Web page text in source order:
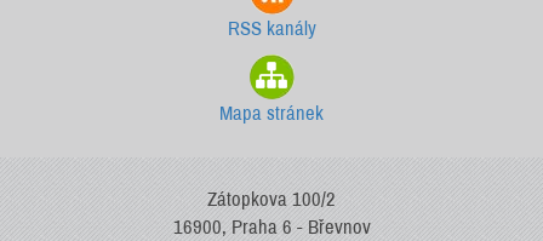
RSS kanály
Mapa stránek
Zátopkova 100/2
16900, Praha 6 - Břevnov